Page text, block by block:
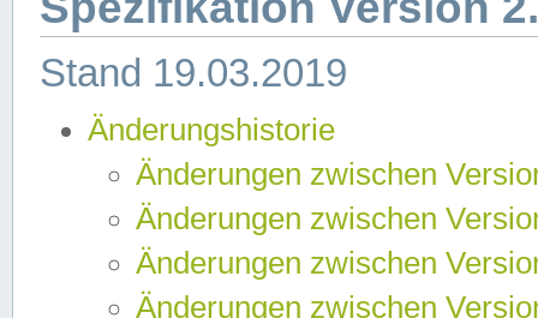
Stand 19.03.2019
Änderungshistorie
Änderungen zwischen
Änderungen zwischen
Änderungen zwischen
Änderungen zwischen